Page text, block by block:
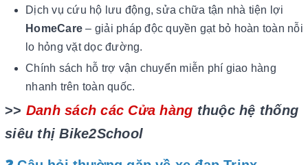
Dịch vụ cứu hộ lưu động, sửa chữa tận nhà tiện lợi
HomeCare – giải pháp độc quyền gạt bỏ hoàn toàn nỗi
lo hỏng vặt dọc đường.
Chính sách hỗ trợ vận chuyển miễn phí giao hàng
nhanh trên toàn quốc.
>> Danh sách các Cửa hàng thuộc hệ thống
siêu thị Bike2School